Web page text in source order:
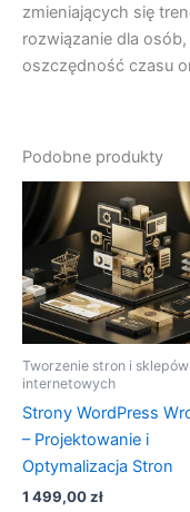
zmieniających się
rozwiązanie dla
oszczędność czasu
Podobne produkty
Tworzenie stron i sklepów
internetowych
Strony WordPress
– Projektowanie i
Optymalizacja Stron
1 499,00zł